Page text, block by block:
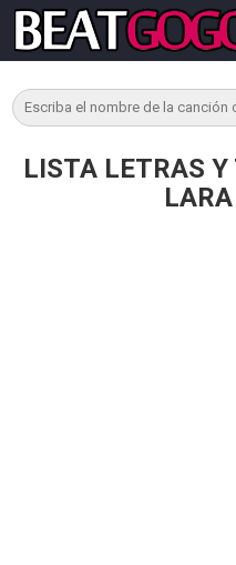
LISTA LETRAS Y